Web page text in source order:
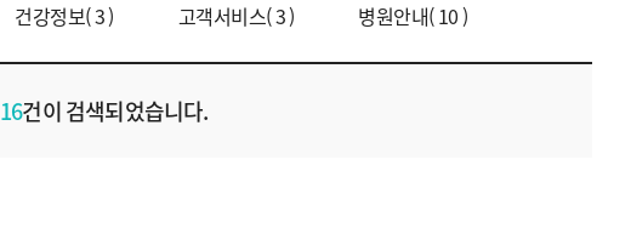
건강정보( 3 ) 고객서비스( 3 ) 병원안내( 10 )
16건이 검색되었습니다.